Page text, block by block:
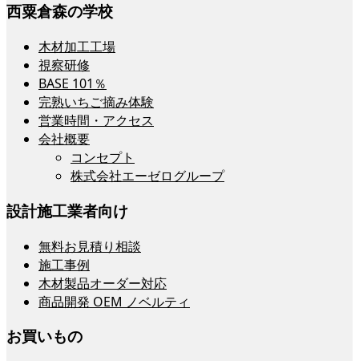
西粟倉森の学校
木材加工工場
視察研修
BASE 101％
完熟いちご摘み体験
営業時間・アクセス
会社概要
コンセプト
株式会社エーゼログループ
設計施工業者向け
無料お見積り相談
施工事例
木材製品オーダー対応
商品開発 OEM ノベルティ
お買いもの